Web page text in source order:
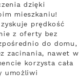
dzięki
mieszkaniu!
prędkość
z oferty bez
do domu,
zacinania, nawet w
korzysta cała
umożliwi